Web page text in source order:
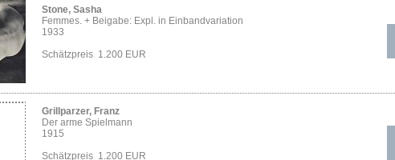
Stone, Sasha
Femmes. + Beigabe: Expl. in Einbandvariation
1933
Schätzpreis 1.200 EUR
Grillparzer, Franz
Der arme Spielmann
1915
Schätzpreis 1.200 EUR